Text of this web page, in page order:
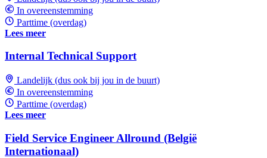
In overeenstemming
Parttime (overdag)
Lees meer
Internal Technical Support
Landelijk (dus ook bij jou in de buurt)
In overeenstemming
Parttime (overdag)
Lees meer
Field Service Engineer Allround (België
Internationaal)